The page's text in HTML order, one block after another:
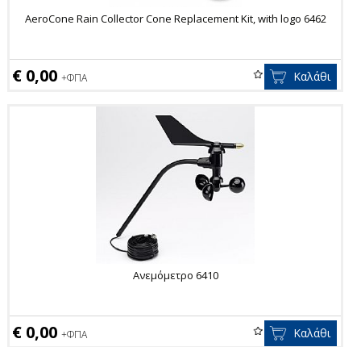
AeroCone Rain Collector Cone Replacement Kit, with logo 6462
€ 0,00 +ΦΠΑ Καλάθι
Ανεμόμετρο 6410
€ 0,00 +ΦΠΑ Καλάθι